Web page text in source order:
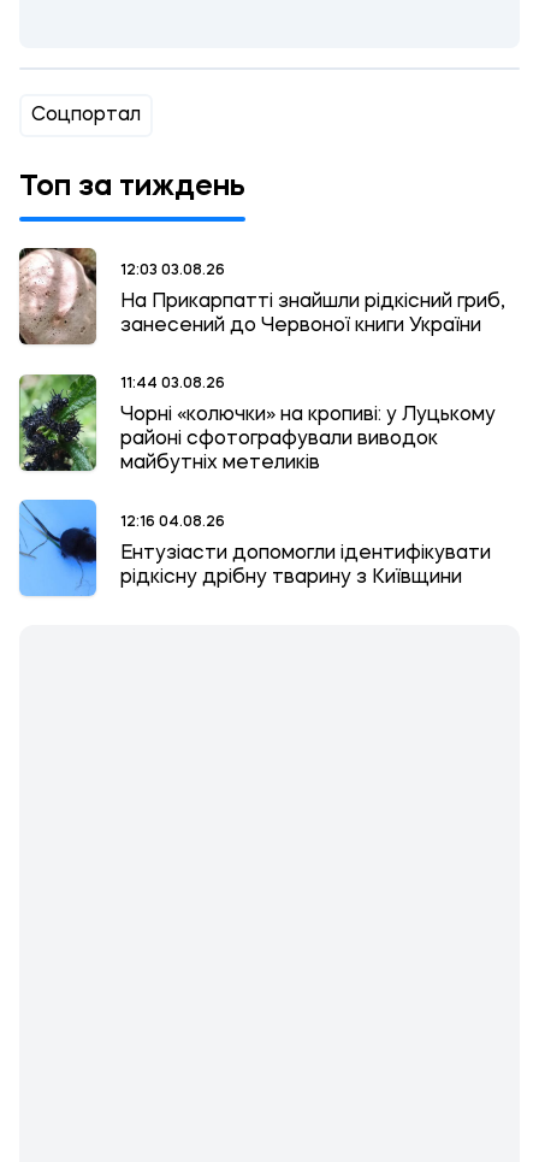
Соцпортал
Топ за тиждень
12:03 03.08.26
На Прикарпатті знайшли рідкісний гриб,
занесений до Червоної книги України
11:44 03.08.26
Чорні «колючки» на кропиві: у Луцькому
районі сфотографували виводок
майбутніх метеликів
12:16 04.08.26
Ентузіасти допомогли ідентифікувати
рідкісну дрібну тварину з Київщини